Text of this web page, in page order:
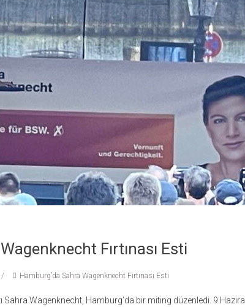
Fırtınası Esti
Hamburg’da Sahra Wagenknecht Fırtınası Esti
Sahra Wagenknecht, Hamburg’da bir miting düzenledi. 9